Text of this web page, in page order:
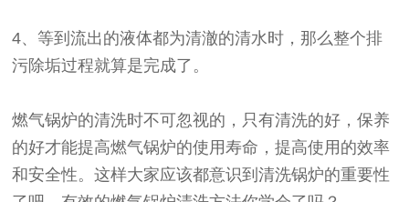
4、等到流出的液体都为清澈的清水时，那么整个排
污除垢过程就算是完成了。
燃气锅炉的清洗时不可忽视的，只有清洗的好，保养
的好才能提高燃气锅炉的使用寿命，提高使用的效率
和安全性。这样大家应该都意识到清洗锅炉的重要性